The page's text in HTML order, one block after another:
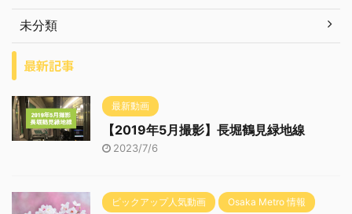
未分類
最新記事
最新動画
【2019年5月撮影】長堀鶴見緑地線
2023/7/6
ピックアップ人気動画 Osaka Metro 情報